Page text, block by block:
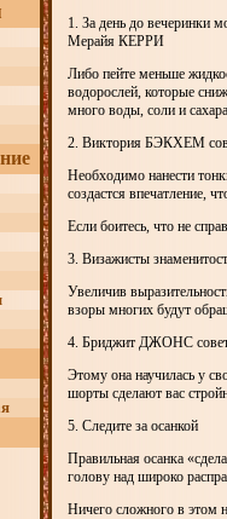
1. За день до вечеринки
Мерайя КЕРРИ
Либо пейте меньше
водорослей, которые
много воды, соли и
2. Виктория БЭКХЕМ
Необходимо нанести
создастся впечатление,
Если боитесь, что не
3. Визажисты
Увеличив
взоры многих будут
4. Бриджит ДЖОНС
Этому она научилась у
шорты сделают вас
5. Следите за осанкой
Правильная осанка
голову над широко
Ничего сложного в этом